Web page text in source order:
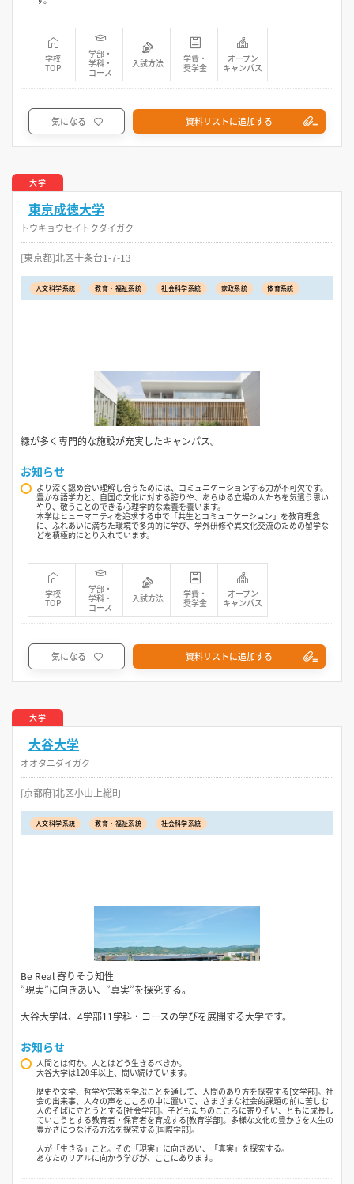
学校
TOP
学部・
学科・
コース
入試方法
学費・
奨学金
オープン
キャンパス
気になる 資料リストに追加する
大学
東京成徳大学
トウキョウセイトクダイガク
[東京都]北区十条台1-7-13
人文科学系統 教育・福祉系統 社会科学系統 家政系統 体育系統
緑が多く専門的な施設が充実したキャンパス。
お知らせ
より深く認め合い理解し合うためには、コミュニケーションする力が不可欠です。
豊かな語学力と、自国の文化に対する誇りや、あらゆる立場の人たちを気遣う思い
やり、敬うことのできる心理学的な素養を養います。
本学はヒューマニティを追求する中で「共生とコミュニケーション」を教育理念
に、ふれあいに満ちた環境で多角的に学び、学外研修や異文化交流のための留学な
どを積極的にとり入れています。
学校
TOP
学部・
学科・
コース
入試方法
学費・
奨学金
オープン
キャンパス
気になる 資料リストに追加する
大学
大谷大学
オオタニダイガク
[京都府]北区小山上総町
人文科学系統 教育・福祉系統 社会科学系統
Be Real 寄りそう知性
”現実”に向きあい、”真実”を探究する。
大谷大学は、4学部11学科・コースの学びを展開する大学です。
お知らせ
人間とは何か。人とはどう生きるべきか。
大谷大学は120年以上、問い続けています。
歴史や文学、哲学や宗教を学ぶことを通して、人間のあり方を探究する[文学部]。社
会の出来事、人々の声をこころの中に置いて、さまざまな社会的課題の前に苦しむ
人のそばに立とうとする[社会学部]。子どもたちのこころに寄りそい、ともに成長し
ていこうとする教育者・保育者を育成する[教育学部]。多様な文化の豊かさを人生の
豊かさにつなげる方法を探究する[国際学部]。
人が「生きる」こと。その「現実」に向きあい、「真実」を探究する。
あなたのリアルに向かう学びが、ここにあります。